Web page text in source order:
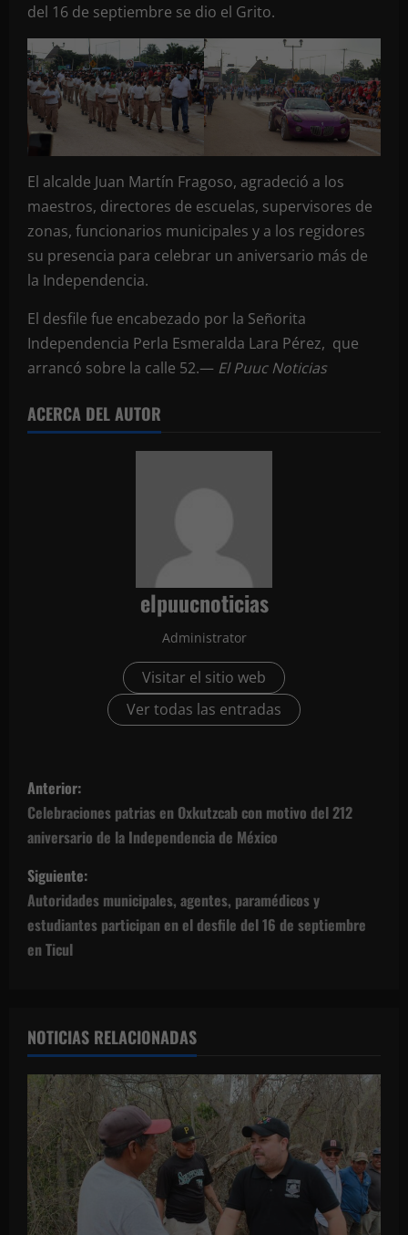
del 16 de septiembre se dio el Grito.
El alcalde Juan Martín Fragoso, agradeció a los
maestros, directores de escuelas, supervisores de
zonas, funcionarios municipales y a los regidores
su presencia para celebrar un aniversario más de
la Independencia.
El desfile fue encabezado por la Señorita
Independencia Perla Esmeralda Lara Pérez, que
arrancó sobre la calle 52.— El Puuc Noticias
ACERCA DEL AUTOR
elpuucnoticias
Administrator
Visitar el sitio web
Ver todas las entradas
N
a
v
e
g
i
ó
n
d
e
Anterior:
Celebraciones patrias en Oxkutzcab con motivo del 212
aniversario de la Independencia de México
Siguiente:
Autoridades municipales, agentes, paramédicos y
estudiantes participan en el desfile del 16 de septiembre
en Ticul
NOTICIAS RELACIONADAS